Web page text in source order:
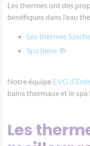
Les thermes ont des
bénéfiques dans l’eau
Les thermes
Spa bière 🍻
Notre équipe EVG
bains thermaux et le spa
Les